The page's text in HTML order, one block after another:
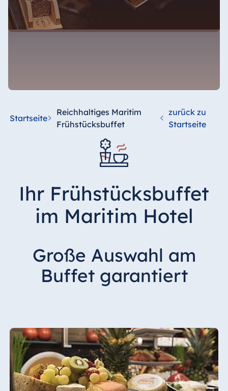
Startseite
Reichhaltiges Maritim
Frühstücksbuffet
zurück zu
Startseite
Ihr Frühstücksbuffet
im Maritim Hotel
Große Auswahl am
Buffet garantiert